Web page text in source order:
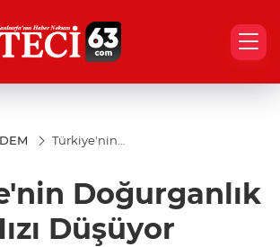
Türkiye'nin
Doğurganlık
Düşüyor